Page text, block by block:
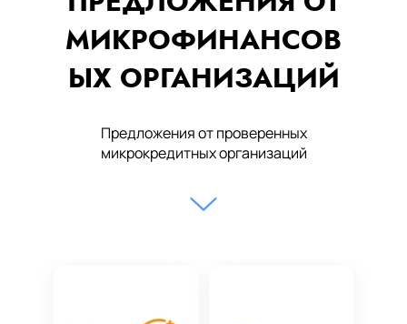
МИКРОФИНАНСОВ
ЫХ ОРГАНИЗАЦИЙ
Предложения от проверенных
микрокредитных организаций